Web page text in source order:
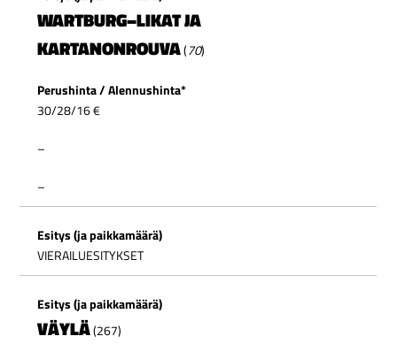
WARTBURG–LIKAT JA
KARTANONROUVA(70)
30/28/16€
–
–
VIERAILUESITYKSET
VÄYLÄ(267)